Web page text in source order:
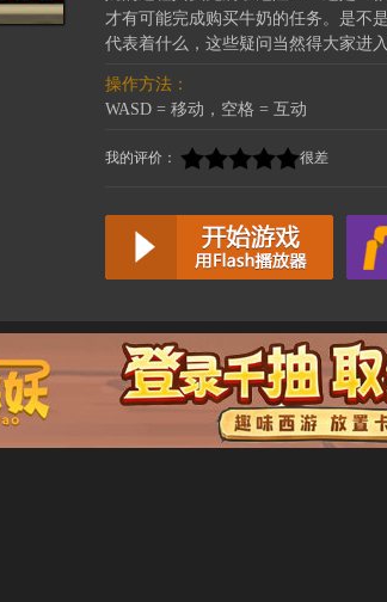
才有可能完成购买牛奶的任务。是不
代表着什么，这些疑问当然得大家进
操作方法：
WASD = 移动，空格 = 互动
我的评价： 很差